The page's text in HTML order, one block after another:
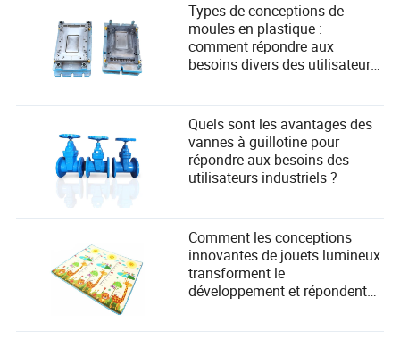
Types de conceptions de
moules en plastique :
comment répondre aux
besoins divers des utilisateurs
Quels sont les avantages des
vannes à guillotine pour
répondre aux besoins des
utilisateurs industriels ?
Comment les conceptions
innovantes de jouets lumineux
transforment le
développement et répondent
enfants